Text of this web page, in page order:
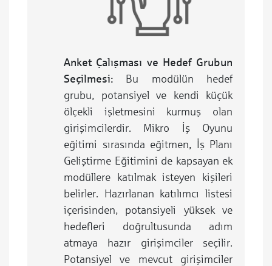
Anket Çalışması ve Hedef Grubun
Seçilmesi: Bu modülün hedef
grubu, potansiyel ve kendi küçük
ölçekli işletmesini kurmuş olan
girişimcilerdir. Mikro İş Oyunu
eğitimi sırasında eğitmen, İş Planı
Geliştirme Eğitimini de kapsayan ek
modüllere katılmak isteyen kişileri
belirler. Hazırlanan katılımcı listesi
içerisinden, potansiyeli yüksek ve
hedefleri doğrultusunda adım
atmaya hazır girişimciler seçilir.
Potansiyel ve mevcut girişimciler